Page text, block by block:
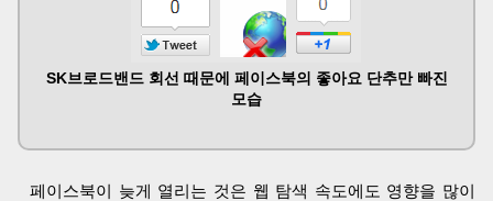
SK브로드밴드 회선 때문에 페이스북의 좋아요 단추만 빠진
모습
페이스북이 늦게 열리는 것은 웹 탐색 속도에도 영향을 많이